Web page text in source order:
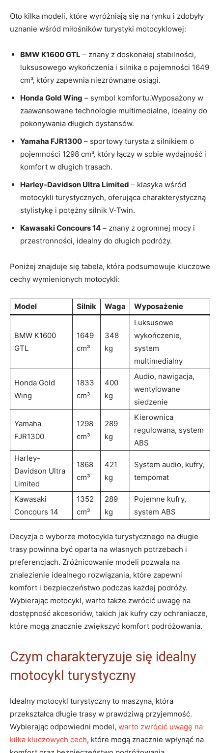
Oto kilka modeli, które wyróżniają się na rynku i zdobyły
uznanie wśród miłośników turystyki motocyklowej:
BMW K1600 GTL – znany z doskonałej stabilności,
luksusowego wykończenia i silnika o pojemności 1649
cm³, który zapewnia niezrównane osiągi.
Honda Gold Wing – symbol komfortu.Wyposażony w
zaawansowane technologie multimedialne, idealny do
pokonywania długich dystansów.
Yamaha FJR1300 – sportowy turysta z silnikiem o
pojemności 1298 cm³, który łączy w sobie wydajność i
komfort w długich trasach.
Harley-Davidson Ultra Limited – klasyka wśród
motocykli turystycznych, oferująca charakterystyczną
stylistykę i potężny silnik V-Twin.
Kawasaki Concours 14 – znany z ogromnej mocy i
przestronności, idealny do długich podróży.
Poniżej znajduje się tabela, która podsumowuje kluczowe
cechy wymienionych motocykli:
Model Silnik Waga Wyposażenie
BMW K1600
GTL
1649
cm³
348
kg
Luksusowe
wykończenie,
system
multimedialny
Honda Gold
Wing
1833
cm³
400
kg
Audio, nawigacja,
wentylowane
siedzenie
Yamaha
FJR1300
1298
cm³
289
kg
Kierownica
regulowana, system
ABS
Harley-
Davidson Ultra
Limited
1868
cm³
421
kg
System audio, kufry,
tempomat
Kawasaki
Concours 14
1352
cm³
289
kg
Pojemne kufry,
system ABS
Decyzja o wyborze motocykla turystycznego na długie
trasy powinna być oparta na własnych potrzebach i
preferencjach. Zróżnicowanie modeli pozwala na
znalezienie idealnego rozwiązania, które zapewni
komfort i bezpieczeństwo podczas każdej podróży.
Wybierając motocykl, warto także zwrócić uwagę na
dostępność akcesoriów, takich jak kufry czy ochraniacze,
które mogą znacznie zwiększyć komfort podróżowania.
Czym charakteryzuje się idealny
motocykl turystyczny
Idealny motocykl turystyczny to maszyna, która
przekształca długie trasy w prawdziwą przyjemność.
Wybierając odpowiedni model, warto zwrócić uwagę na
kilka kluczowych cech, które mogą znacznie wpłynąć na